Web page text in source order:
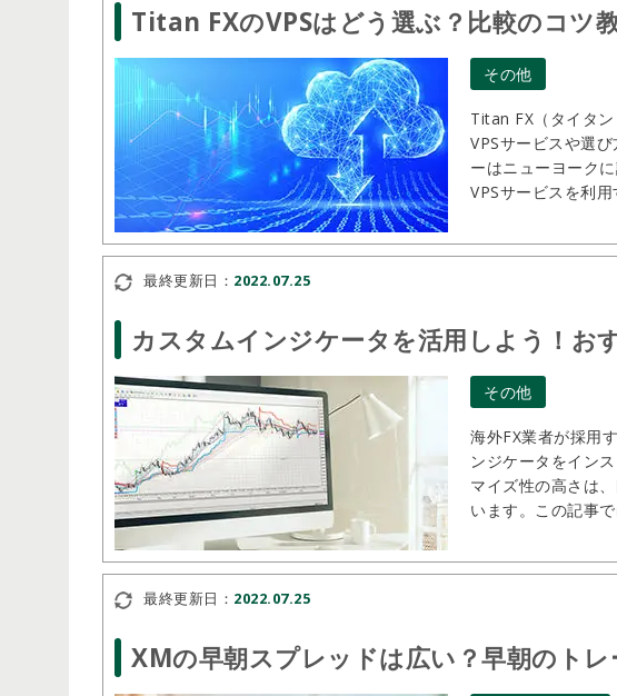
Titan FXのVPSはどう選ぶ？比較のコツ
その他
Titan FX（タイタ
VPSサービスや選
ーはニューヨーク
VPSサービスを利
最終更新日： 2022.07.25
カスタムインジケータを活用しよう！お
その他
海外FX業者が採用
ンジケータをイン
マイズ性の高さは
います。この記事
最終更新日： 2022.07.25
XMの早朝スプレッドは広い？早朝のトレ
HFM ロイヤルティ・プログラム